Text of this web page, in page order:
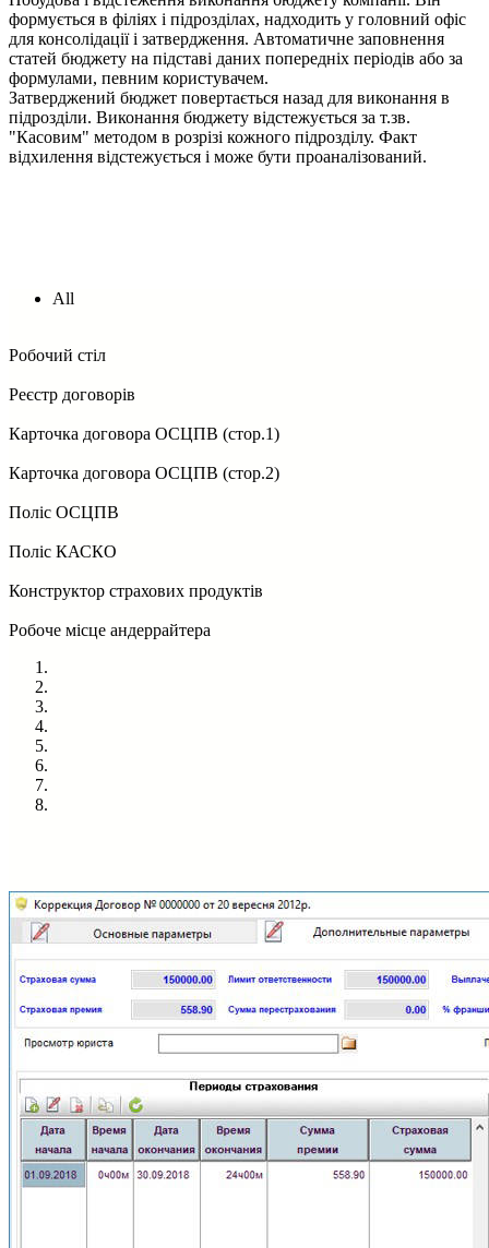
формується в філіях і підрозділах, надходить у головний офіс
для консолідації і затвердження. Автоматичне заповнення
статей бюджету на підставі даних попередніх періодів або за
формулами, певним користувачем.
Затверджений бюджет повертається назад для виконання в
підрозділи. Виконання бюджету відстежується за т.зв.
"Касовим" методом в розрізі кожного підрозділу. Факт
відхилення відстежується і може бути проаналізований.
All
Робочий стіл
Реєстр договорів
Карточка договора ОСЦПВ (стор.1)
Карточка договора ОСЦПВ (стор.2)
Поліс ОСЦПВ
Поліс КАСКО
Конструктор страхових продуктів
Робоче місце андеррайтера